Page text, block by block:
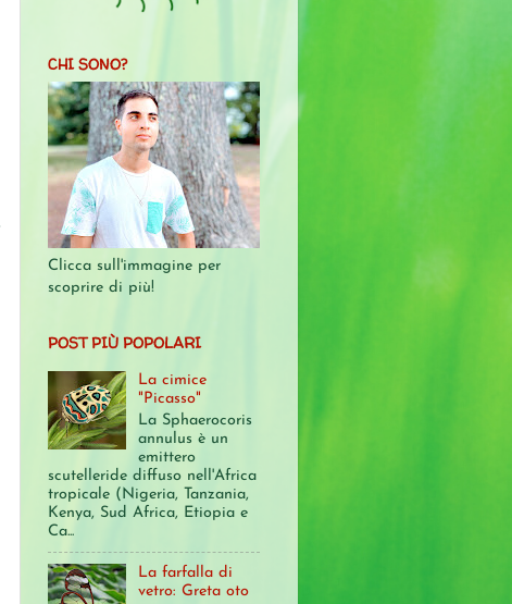
CHI SONO?
Clicca sull'immagine per
scoprire di più!
POST PIÙ POPOLARI
La cimice
"Picasso"
La Sphaerocoris
annulus è un
emittero
scutelleride diffuso nell'Africa
tropicale (Nigeria, Tanzania,
Kenya, Sud Africa, Etiopia e
Ca...
La farfalla di
vetro: Greta oto